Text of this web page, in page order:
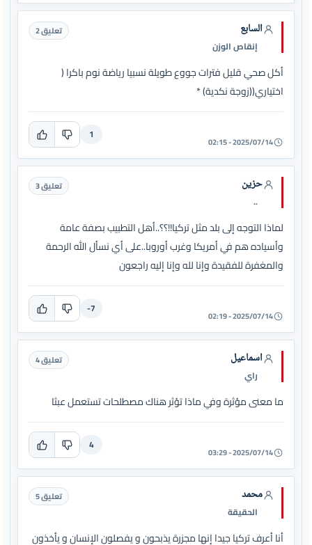
السابع
إنقاص الوزن
تعليق 2
أكل صحي قليل فترات جووع طويلة نسبيا رياضة نوم باكرا (
اختياري((زوجة نكدية) *
2025/07/14 - 02:15
1
حزين
..
تعليق 3
لماذا التوجه إلى بلد مثل تركيا!!؟؟..أهل التطبيب بصفة عامة
وأسياده هم في أمريكا وغرب أوروبا..على أي نسأل الله الرحمة
والمغفرة للفقيدة وإنا لله وإنا إليه راجعون
2025/07/14 - 02:19
-7
اسماعيل
راي
تعليق 4
ما معنى مؤثرة وفي ماذا تؤثر هناك مصطلحات تستعمل عبثا
2025/07/14 - 03:29
4
محمد
الحقيقة
تعليق 5
أنا أعرف تركيا جيدا إنها مجزرة يذبحون و يفصلون الإنسان و يأخذون